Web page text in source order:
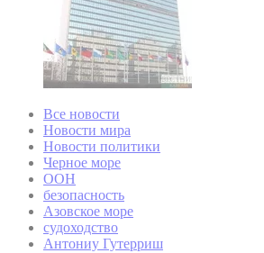
Все новости
Новости мира
Новости политики
Черное море
ООН
безопасность
Азовское море
судоходство
Антониу Гутерриш